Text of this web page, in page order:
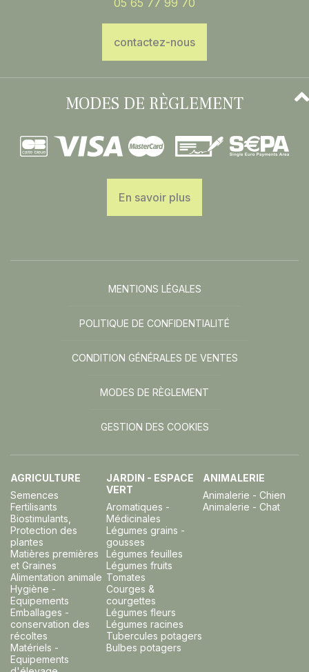
05 65 77 99 70
contactez-nous
MODES DE RÈGLEMENT
En savoir plus
MENTIONS LÉGALES
POLITIQUE DE CONFIDENTIALITÉ
CONDITION GÉNÉRALES DE VENTES
MODES DE RÈGLEMENT
GESTION DES COOKIES
AGRICULTURE
Semences
Fertilisants
Biostimulants,
Protection des
plantes
Matières premières
et Graines
Alimentation animale
Hygiène -
Equipements
Emballages -
conservation des
récoltes
Matériels -
Equipements
JARDIN - ESPACE
VERT
Aromatiques -
Médicinales
Légumes grains -
gousses
Légumes feuilles
Légumes fruits
Tomates
Courges &
courgettes
Légumes fleurs
Légumes racines
Tubercules potagers
Bulbes potagers
ANIMALERIE
Animalerie - Chien
Animalerie - Chat